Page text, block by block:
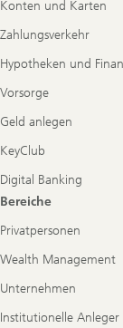
Konten und Karten
Zahlungsverkehr
Hypotheken und
Vorsorge
Geld anlegen
KeyClub
Digital Banking
Bereiche
Privatpersonen
Wealth Management
Unternehmen
Institutionelle Anleger